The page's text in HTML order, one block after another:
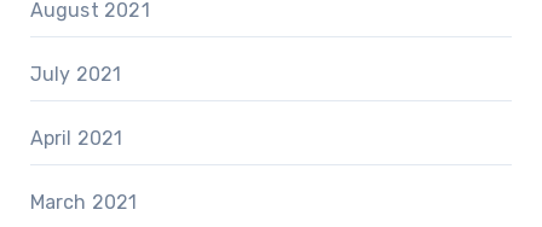
August 2021
July 2021
April 2021
March 2021